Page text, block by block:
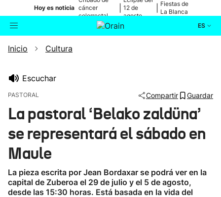
Hoy es noticia cáncer
colorrectal
12 de
agosto
Fiestas de
La Blanca
ES
Buscador
Ikusmiran
Inicio Cultura
Escuchar
PASTORAL Compartir Guardar
La pastoral ‘Belako zaldüna’
se representará el sábado en
Maule
La pieza escrita por Jean Bordaxar se podrá ver en la
capital de Zuberoa el 29 de julio y el 5 de agosto,
desde las 15:30 horas. Está basada en la vida del